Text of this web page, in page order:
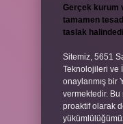
Gerçek kurum
tamamen
taslak
Sitemiz, 5651
Teknolojileri ve
onaylanmış bir
vermektedir.
proaktif olarak